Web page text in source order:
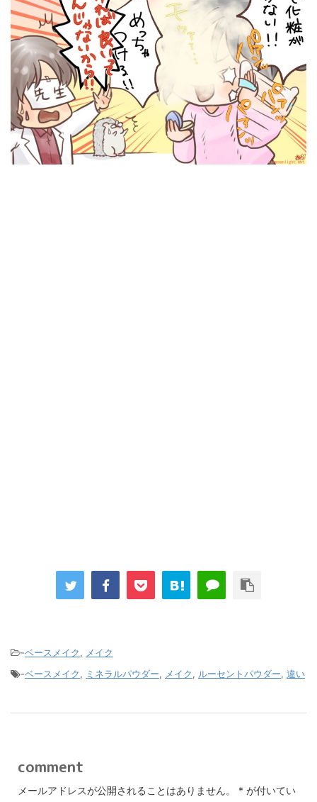
-ベースメイク, メイク
-ベースメイク, ミネラルパウダー, メイク, ルーセントパウダー, 違い
comment
メールアドレスが公開されることはありません。 * が付いてい